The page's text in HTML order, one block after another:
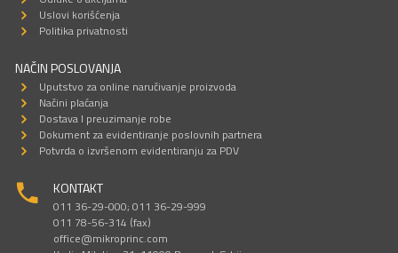
Uslovi korišćenja
Politika privatnosti
NAČIN POSLOVANJA
Uputstvo za online naručivanje proizvoda
Načini plaćanja
Dostava I preuzimanje robe
Dokument za evidentiranje poslovnih partnera
Potvrda o izvršenom evidentiranju za PDV
KONTAKT
011 36-29-000; 011 36-29-999
011 78-56-314 (fax)
office@mikroprinc.com